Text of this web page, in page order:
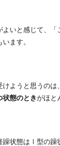
よいと感じて、「
ます。
けようと思うのは
状態のときがほと
状態はⅠ型の躁